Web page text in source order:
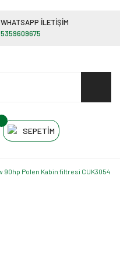
WHATSAPP İLETİŞİM
5359609675
SEPETİM